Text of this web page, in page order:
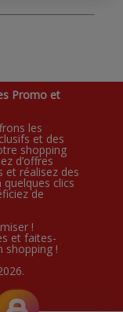
Promo et
les
et des
shopping
d’offres
et réalisez des
clics
de
!
et faites-
shopping !